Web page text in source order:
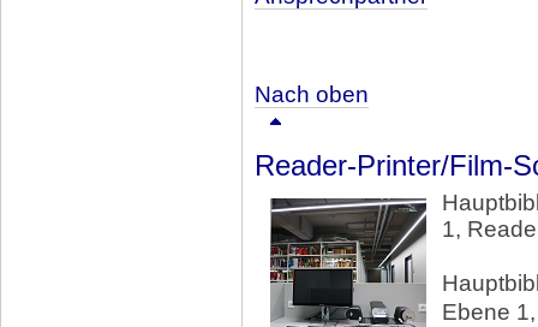
Nach oben
Reader-Printer/Film-
1,
Ebene